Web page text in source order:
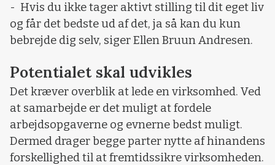
- Hvis du ikke tager aktivt stilling til dit eget liv
og får det bedste ud af det, ja så kan du kun
bebrejde dig selv, siger Ellen Bruun Andresen.
Potentialet skal udvikles
Det kræver overblik at lede en virksomhed. Ved
at samarbejde er det muligt at fordele
arbejdsopgaverne og evnerne bedst muligt.
Dermed drager begge parter nytte af hinandens
forskellighed til at fremtidssikre virksomheden.